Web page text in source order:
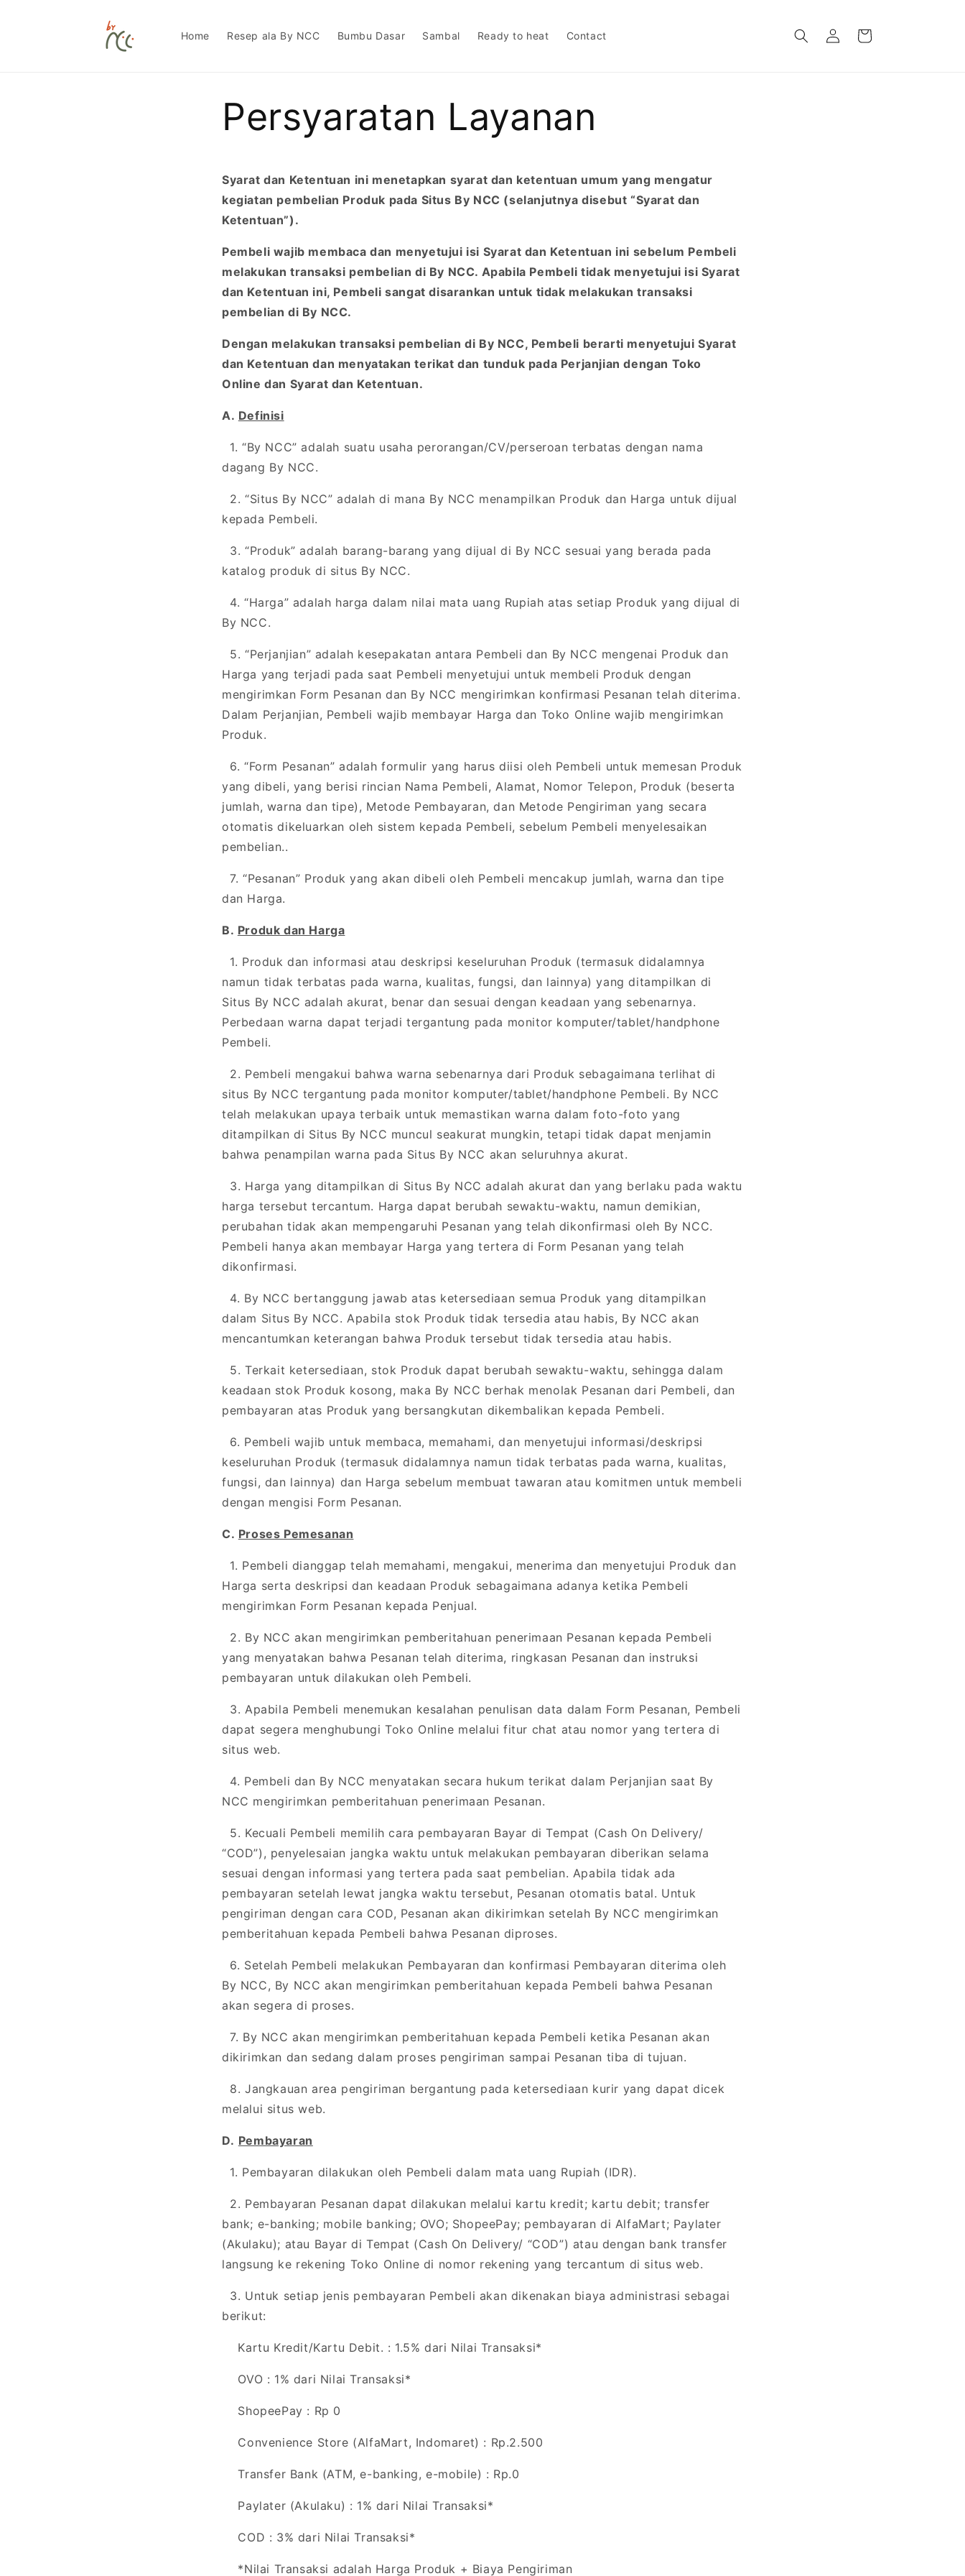
Home Resep ala By NCC Bumbu Dasar Sambal Ready to heat Contact LoginKeranjang
Persyaratan Layanan
Syarat dan Ketentuan ini menetapkan syarat dan ketentuan umum yang mengatur
kegiatan pembelian Produk pada Situs By NCC (selanjutnya disebut “Syarat dan
Ketentuan”).
Pembeli wajib membaca dan menyetujui isi Syarat dan Ketentuan ini sebelum Pembeli
melakukan transaksi pembelian di By NCC. Apabila Pembeli tidak menyetujui isi Syarat
dan Ketentuan ini, Pembeli sangat disarankan untuk tidak melakukan transaksi
pembelian di By NCC.
Dengan melakukan transaksi pembelian di By NCC, Pembeli berarti menyetujui Syarat
dan Ketentuan dan menyatakan terikat dan tunduk pada Perjanjian dengan Toko
Online dan Syarat dan Ketentuan.
A. Definisi
1. “By NCC” adalah suatu usaha perorangan/CV/perseroan terbatas dengan nama
dagang By NCC.
2. “Situs By NCC” adalah di mana By NCC menampilkan Produk dan Harga untuk dijual
kepada Pembeli.
3. “Produk” adalah barang-barang yang dijual di By NCC sesuai yang berada pada
katalog produk di situs By NCC.
4. “Harga” adalah harga dalam nilai mata uang Rupiah atas setiap Produk yang dijual di
By NCC.
5. “Perjanjian” adalah kesepakatan antara Pembeli dan By NCC mengenai Produk dan
Harga yang terjadi pada saat Pembeli menyetujui untuk membeli Produk dengan
mengirimkan Form Pesanan dan By NCC mengirimkan konfirmasi Pesanan telah diterima.
Dalam Perjanjian, Pembeli wajib membayar Harga dan Toko Online wajib mengirimkan
Produk.
6. “Form Pesanan” adalah formulir yang harus diisi oleh Pembeli untuk memesan Produk
yang dibeli, yang berisi rincian Nama Pembeli, Alamat, Nomor Telepon, Produk (beserta
jumlah, warna dan tipe), Metode Pembayaran, dan Metode Pengiriman yang secara
otomatis dikeluarkan oleh sistem kepada Pembeli, sebelum Pembeli menyelesaikan
pembelian..
7. “Pesanan” Produk yang akan dibeli oleh Pembeli mencakup jumlah, warna dan tipe
dan Harga.
B. Produk dan Harga
1. Produk dan informasi atau deskripsi keseluruhan Produk (termasuk didalamnya
namun tidak terbatas pada warna, kualitas, fungsi, dan lainnya) yang ditampilkan di
Situs By NCC adalah akurat, benar dan sesuai dengan keadaan yang sebenarnya.
Perbedaan warna dapat terjadi tergantung pada monitor komputer/tablet/handphone
Pembeli.
2. Pembeli mengakui bahwa warna sebenarnya dari Produk sebagaimana terlihat di
situs By NCC tergantung pada monitor komputer/tablet/handphone Pembeli. By NCC
telah melakukan upaya terbaik untuk memastikan warna dalam foto-foto yang
ditampilkan di Situs By NCC muncul seakurat mungkin, tetapi tidak dapat menjamin
bahwa penampilan warna pada Situs By NCC akan seluruhnya akurat.
3. Harga yang ditampilkan di Situs By NCC adalah akurat dan yang berlaku pada waktu
harga tersebut tercantum. Harga dapat berubah sewaktu-waktu, namun demikian,
perubahan tidak akan mempengaruhi Pesanan yang telah dikonfirmasi oleh By NCC.
Pembeli hanya akan membayar Harga yang tertera di Form Pesanan yang telah
dikonfirmasi.
4. By NCC bertanggung jawab atas ketersediaan semua Produk yang ditampilkan
dalam Situs By NCC. Apabila stok Produk tidak tersedia atau habis, By NCC akan
mencantumkan keterangan bahwa Produk tersebut tidak tersedia atau habis.
5. Terkait ketersediaan, stok Produk dapat berubah sewaktu-waktu, sehingga dalam
keadaan stok Produk kosong, maka By NCC berhak menolak Pesanan dari Pembeli, dan
pembayaran atas Produk yang bersangkutan dikembalikan kepada Pembeli.
6. Pembeli wajib untuk membaca, memahami, dan menyetujui informasi/deskripsi
keseluruhan Produk (termasuk didalamnya namun tidak terbatas pada warna, kualitas,
fungsi, dan lainnya) dan Harga sebelum membuat tawaran atau komitmen untuk membeli
dengan mengisi Form Pesanan.
C. Proses Pemesanan
1. Pembeli dianggap telah memahami, mengakui, menerima dan menyetujui Produk dan
Harga serta deskripsi dan keadaan Produk sebagaimana adanya ketika Pembeli
mengirimkan Form Pesanan kepada Penjual.
2. By NCC akan mengirimkan pemberitahuan penerimaan Pesanan kepada Pembeli
yang menyatakan bahwa Pesanan telah diterima, ringkasan Pesanan dan instruksi
pembayaran untuk dilakukan oleh Pembeli.
3. Apabila Pembeli menemukan kesalahan penulisan data dalam Form Pesanan, Pembeli
dapat segera menghubungi Toko Online melalui fitur chat atau nomor yang tertera di
situs web.
4. Pembeli dan By NCC menyatakan secara hukum terikat dalam Perjanjian saat By
NCC mengirimkan pemberitahuan penerimaan Pesanan.
5. Kecuali Pembeli memilih cara pembayaran Bayar di Tempat (Cash On Delivery/
“COD”), penyelesaian jangka waktu untuk melakukan pembayaran diberikan selama
sesuai dengan informasi yang tertera pada saat pembelian. Apabila tidak ada
pembayaran setelah lewat jangka waktu tersebut, Pesanan otomatis batal. Untuk
pengiriman dengan cara COD, Pesanan akan dikirimkan setelah By NCC mengirimkan
pemberitahuan kepada Pembeli bahwa Pesanan diproses.
6. Setelah Pembeli melakukan Pembayaran dan konfirmasi Pembayaran diterima oleh
By NCC, By NCC akan mengirimkan pemberitahuan kepada Pembeli bahwa Pesanan
akan segera di proses.
7. By NCC akan mengirimkan pemberitahuan kepada Pembeli ketika Pesanan akan
dikirimkan dan sedang dalam proses pengiriman sampai Pesanan tiba di tujuan.
8. Jangkauan area pengiriman bergantung pada ketersediaan kurir yang dapat dicek
melalui situs web.
D. Pembayaran
1. Pembayaran dilakukan oleh Pembeli dalam mata uang Rupiah (IDR).
2. Pembayaran Pesanan dapat dilakukan melalui kartu kredit; kartu debit; transfer
bank; e-banking; mobile banking; OVO; ShopeePay; pembayaran di AlfaMart; Paylater
(Akulaku); atau Bayar di Tempat (Cash On Delivery/ “COD”) atau dengan bank transfer
langsung ke rekening Toko Online di nomor rekening yang tercantum di situs web.
3. Untuk setiap jenis pembayaran Pembeli akan dikenakan biaya administrasi sebagai
berikut:
Kartu Kredit/Kartu Debit. : 1.5% dari Nilai Transaksi*
OVO : 1% dari Nilai Transaksi*
ShopeePay : Rp 0
Convenience Store (AlfaMart, Indomaret) : Rp.2.500
Transfer Bank (ATM, e-banking, e-mobile) : Rp.0
Paylater (Akulaku) : 1% dari Nilai Transaksi*
COD : 3% dari Nilai Transaksi*
*Nilai Transaksi adalah Harga Produk + Biaya Pengiriman